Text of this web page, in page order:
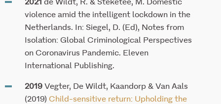
2021 de Wildt, R. & Steketee, M. Domestic
violence amid the intelligent lockdown in the
Netherlands. In: Siegel, D. (Ed), Notes from
Isolation: Global Criminological Perspectives
on Coronavirus Pandemic. Eleven
International Publishing.
2019 Vegter, De Wildt, Kaandorp & Van Aals
(2019) Child-sensitive return: Upholding the